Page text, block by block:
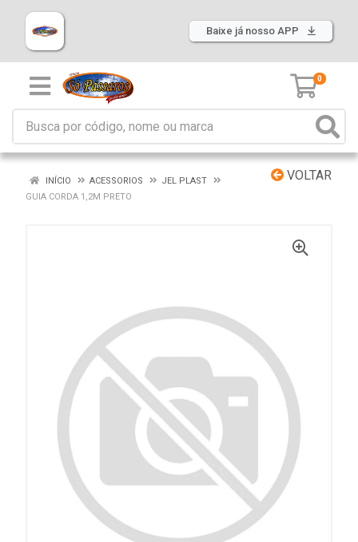
Baixe já nosso APP
0
VOLTAR
INÍCIO ACESSORIOS
JEL PLAST
GUIA CORDA 1,2M PRETO